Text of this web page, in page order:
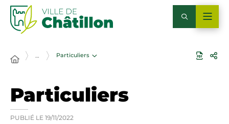
… Particuliers
Particuliers
PUBLIÉ LE 19/11/2022